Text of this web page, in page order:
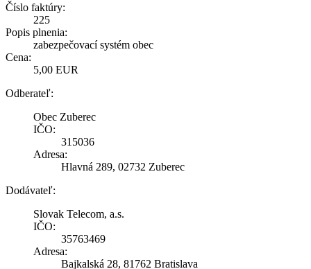
Číslo faktúry:
225
Popis plnenia:
zabezpečovací systém obec
Cena:
5,00 EUR
Odberateľ:
Obec Zuberec
IČO:
315036
Adresa:
Hlavná 289, 02732 Zuberec
Dodávateľ:
Slovak Telecom, a.s.
IČO:
35763469
Adresa:
Bajkalská 28, 81762 Bratislava